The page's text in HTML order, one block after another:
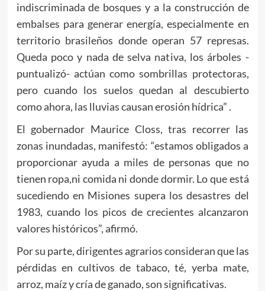
indiscriminada de bosques y a la construcción de
embalses para generar energía, especialmente en
territorio brasileños donde operan 57 represas.
Queda poco y nada de selva nativa, los árboles -
puntualizó- actúan como sombrillas protectoras,
pero cuando los suelos quedan al descubierto
como ahora, las lluvias causan erosión hídrica” .
El gobernador Maurice Closs, tras recorrer las
zonas inundadas, manifestó: “estamos obligados a
proporcionar ayuda a miles de personas que no
tienen ropa,ni comida ni donde dormir. Lo que está
sucediendo en Misiones supera los desastres del
1983, cuando los picos de crecientes alcanzaron
valores históricos”, afirmó.
Por su parte, dirigentes agrarios consideran que las
pérdidas en cultivos de tabaco, té, yerba mate,
arroz, maíz y cría de ganado, son significativas.